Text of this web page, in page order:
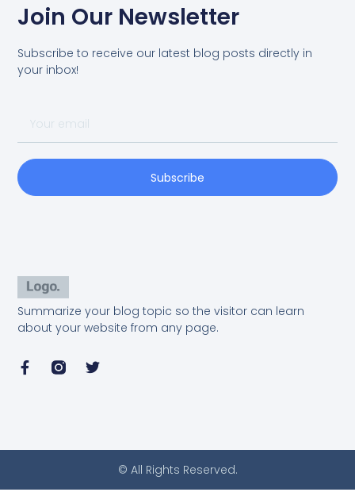
Summarize your blog topic so the visitor can learn
about your website from any page.
Join Our Newsletter
Subscribe to receive our latest blog posts directly in
your inbox!
Subscribe
© All Rights Reserved.